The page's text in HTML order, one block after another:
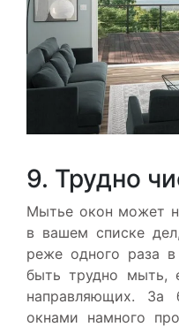
9. Трудно
Мытье окон может
в вашем списке
реже одного раза
быть трудно мыть,
направляющих. За
окнами намного